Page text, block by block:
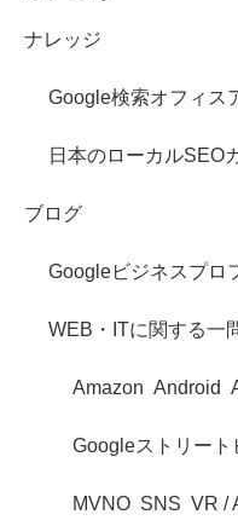
ナレッジ
Google検索オフィス
日本のローカルSEO
ブログ
Googleビジネスプロ
WEB・ITに関する一
Amazon Android
Googleストリート
MVNO SNS VR /